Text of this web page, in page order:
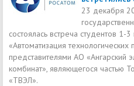
23 декабря
состоялась встреча студентов 1-
«Автоматизация
представителями АО «Ангарский
комбинат», являющегося частью
«ТВЭЛ».